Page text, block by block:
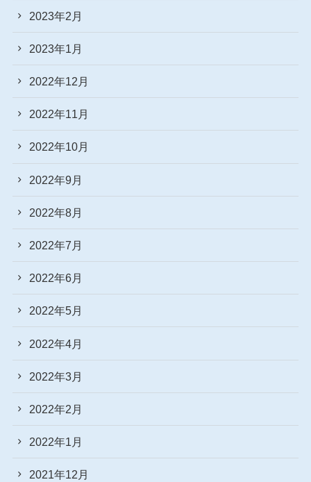
2023年2月
2023年1月
2022年12月
2022年11月
2022年10月
2022年9月
2022年8月
2022年7月
2022年6月
2022年5月
2022年4月
2022年3月
2022年2月
2022年1月
2021年12月